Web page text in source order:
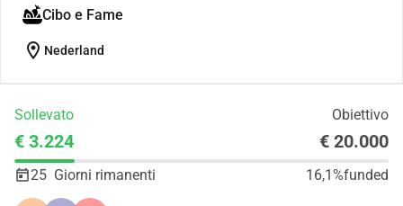
Cibo e Fame
location_on Nederland
Sollevato Obiettivo
€ 3.224 € 20.000
25 Giorni rimanenti 16,1%funded